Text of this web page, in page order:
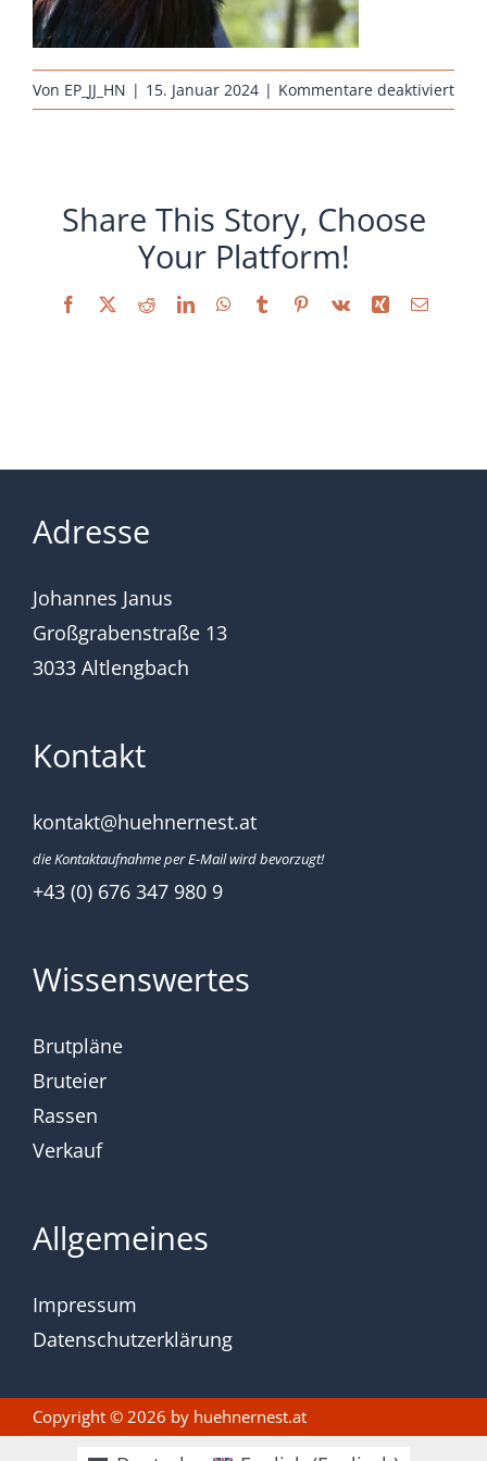
Sonstiges
Von EP_JJ_HN | 15. Januar 2024 | Kommentare deaktiviertfür
Share This Story, Choose
Your Platform!
Facebook
X RedditLinkedInWhatsApp
TumblrPinterest
Vk Xing E-
Adresse
Johannes Janus
Großgrabenstraße 13
3033 Altlengbach
Kontakt
kontakt@huehnernest.at
die Kontaktaufnahme per E-Mail wird bevorzugt!
+43 (0) 676 347 980 9
Wissenswertes
Brutpläne
Bruteier
Rassen
Verkauf
Allgemeines
Impressum
Datenschutzerklärung
Copyright © 2026 by huehnernest.at